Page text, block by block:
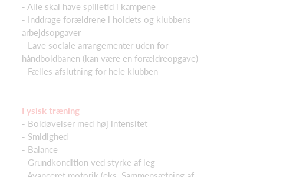
- Alle skal have spilletid i kampene
- Inddrage forældrene i holdets og klubbens
arbejdsopgaver
- Lave sociale arrangementer uden for
håndboldbanen (kan være en forældreopgave)
- Fælles afslutning for hele klubben
Fysisk træning
- Boldøvelser med høj intensitet
- Smidighed
- Balance
- Grundkondition ved styrke af leg